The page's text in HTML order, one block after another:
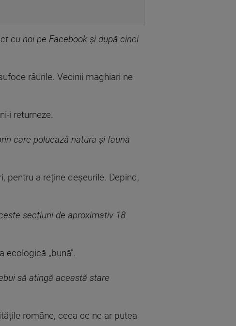
cu noi pe Facebook și după cinci
râurile. Vecinii maghiari ne
i returneze.
care poluează natura și fauna
pentru a reține deșeurile. Depind,
secțiuni de aproximativ 18
„bună”.
să atingă această stare
române, ceea ce ne-ar putea